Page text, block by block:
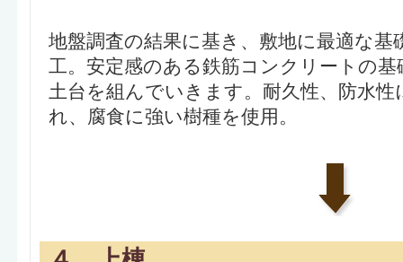
地盤調査の結果に基き、敷地に最適な基
工。安定感のある鉄筋コンクリートの基
土台を組んでいきます。耐久性、防水性
れ、腐食に強い樹種を使用。